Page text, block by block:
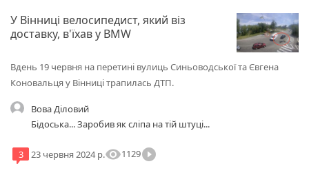
У Вінниці велосипедист, який віз
доставку, в'їхав у BMW
Вдень 19 червня на перетині вулиць Синьоводської та Євгена
Коновальця у Вінниці трапилась ДТП.
Вова Діловий
Бідоська... Заробив як сліпа на тій штуці...
3 23 червня 2024 р.visibility1129play_circle_filled